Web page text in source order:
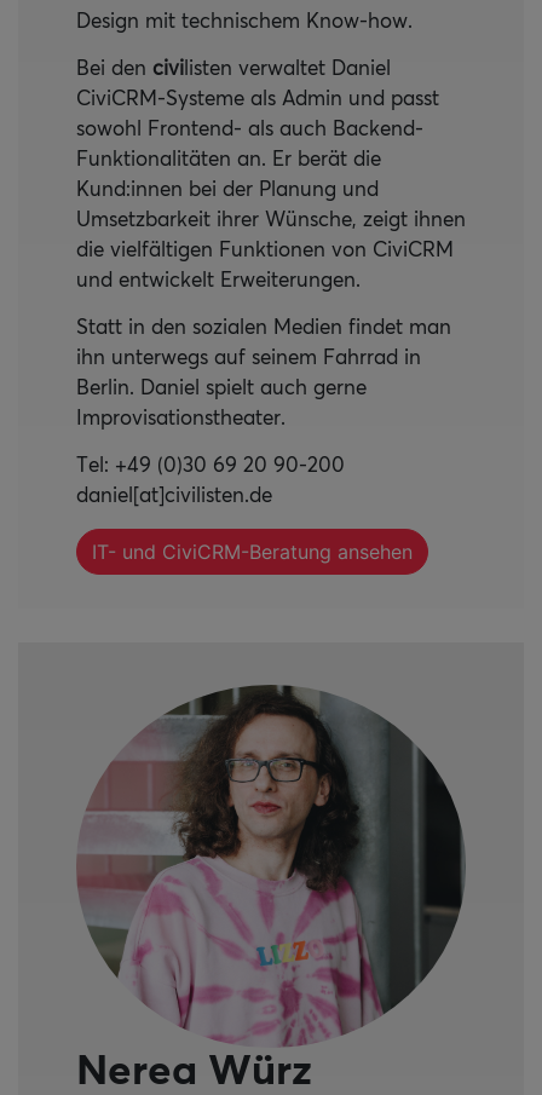
Design mit technischem Know-how.
Bei den civilisten verwaltet Daniel
CiviCRM-Systeme als Admin und passt
sowohl Frontend- als auch Backend-
Funktionalitäten an. Er berät die
Kund:innen bei der Planung und
Umsetzbarkeit ihrer Wünsche, zeigt ihnen
die vielfältigen Funktionen von CiviCRM
und entwickelt Erweiterungen.
Statt in den sozialen Medien findet man
ihn unterwegs auf seinem Fahrrad in
Berlin. Daniel spielt auch gerne
Improvisationstheater.
Tel: +49 (0)30 69 20 90-200
daniel[at]civilisten.de
IT- und CiviCRM-Beratung ansehen
Nerea Würz